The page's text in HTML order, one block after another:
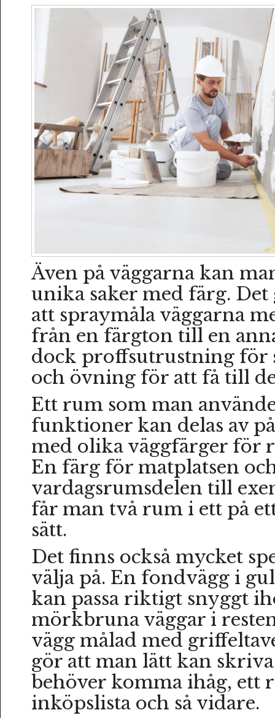
Även på väggarna kan
unika saker med färg.
att spraymåla väggarna
från en färgton till en
dock proffsutrustning för
och övning för att få till
Ett rum som man
funktioner kan delas av
med olika väggfärger för
En färg för matplatsen
vardagsrumsdelen till
får man två rum i ett på
sätt.
Det finns också mycket
välja på. En fondvägg i
kan passa riktigt snyggt
mörkbruna väggar i
vägg målad med
gör att man lätt kan
behöver komma ihåg, ett
inköpslista och så vidare.